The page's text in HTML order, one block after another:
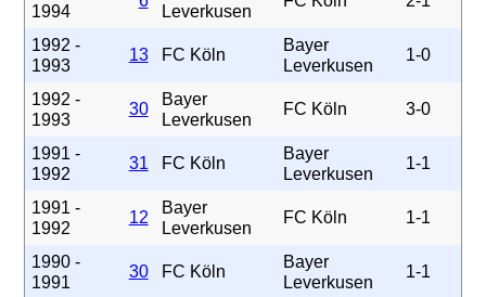
1994 Leverkusen
1992 -
1993
13 FC Köln
Bayer
Leverkusen
1-0
1992 -
1993
30
Bayer
Leverkusen
FC Köln 3-0
1991 -
1992
31 FC Köln
Bayer
Leverkusen
1-1
1991 -
1992
12
Bayer
Leverkusen
FC Köln 1-1
1990 -
1991
30 FC Köln
Bayer
Leverkusen
1-1